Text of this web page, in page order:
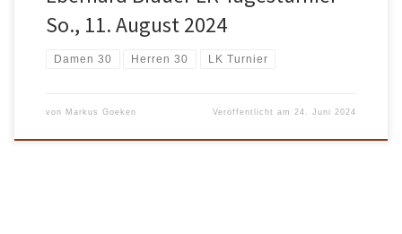
So., 11. August 2024
Damen 30 Herren 30 LK Turnier
von Markus Goeken Veröffentlicht am 24. Juni 2024